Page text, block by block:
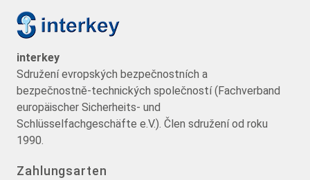
interkey
Sdružení evropských bezpečnostních a
bezpečnostně-technických společností (Fachverband
europäischer Sicherheits- und
Schlüsselfachgeschäfte e.V.). Člen sdružení od roku
1990.
Zahlungsarten